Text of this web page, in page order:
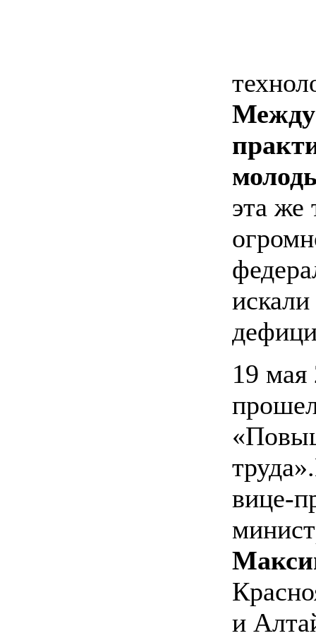
эта же
19 мая
вице-
и